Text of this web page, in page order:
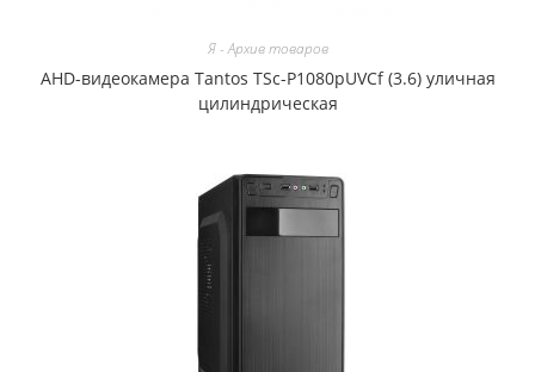
Я - Архив товаров
AHD-видеокамера Tantos TSc-P1080pUVCf (3.6) уличная
цилиндрическая